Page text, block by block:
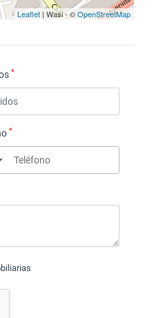
Leaflet| Wasi - ©OpenStreetMap
*
*